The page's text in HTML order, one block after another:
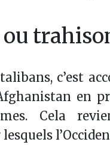
c’est
en
Cela